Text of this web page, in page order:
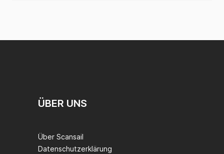
ÜBER UNS
Über Scansail
Datenschutzerklärung